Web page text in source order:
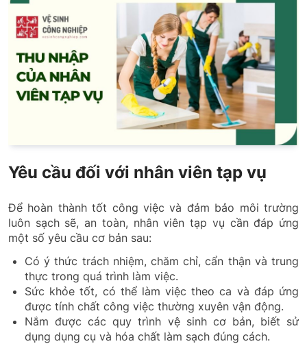
Yêu cầu đối với nhân viên tạp vụ
Để hoàn thành tốt công việc và đảm bảo môi trường
luôn sạch sẽ, an toàn, nhân viên tạp vụ cần đáp ứng
một số yêu cầu cơ bản sau:
Có ý thức trách nhiệm, chăm chỉ, cẩn thận và trung
thực trong quá trình làm việc.
Sức khỏe tốt, có thể làm việc theo ca và đáp ứng
được tính chất công việc thường xuyên vận động.
Nắm được các quy trình vệ sinh cơ bản, biết sử
dụng dụng cụ và hóa chất làm sạch đúng cách.